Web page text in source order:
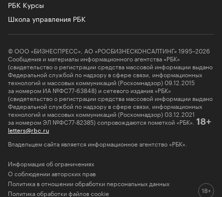
РБК Курсы
Школа управления РБК
© ООО «БИЗНЕСПРЕСС», АО «РОСБИЗНЕСКОНСАЛТИНГ» 1995–2026
Сообщения и материалы информационного агентства «РБК»
(свидетельство о регистрации средства массовой информации выдано
Федеральной службой по надзору в сфере связи, информационных
технологий и массовых коммуникаций (Роскомнадзор) 09.12.2015
за номером ИА №ФС77-63848) и сетевого издания «РБК»
(свидетельство о регистрации средства массовой информации выдано
Федеральной службой по надзору в сфере связи, информационных
технологий и массовых коммуникаций (Роскомнадзор) 03.12.2021
за номером ЭЛ №ФС77-82385) сопровождаются пометкой «РБК». 18+
letters@rbc.ru
Владельцем сайта является информационное агентство «РБК».
Информация об ограничениях
О соблюдении авторских прав
Политика в отношении обработки персональных данных
Политика обработки файлов cookie